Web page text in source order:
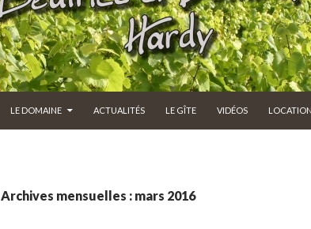
LE DOMAINE ACTUALITÉS LE GÎTE VIDÉOS
Archives mensuelles : mars 2016